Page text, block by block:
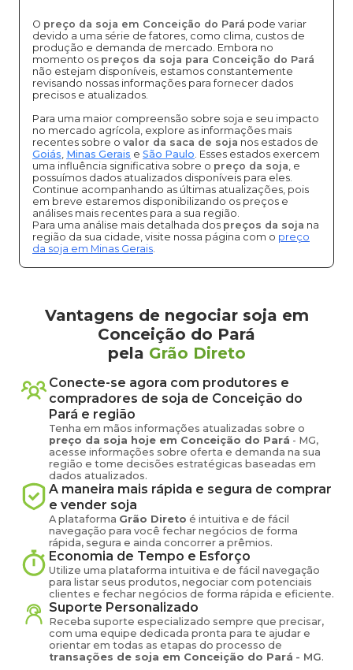
O preço da soja em Conceição do Pará pode variar
devido a uma série de fatores, como clima, custos de
produção e demanda de mercado. Embora no
momento os preços da soja para Conceição do Pará
não estejam disponíveis, estamos constantemente
revisando nossas informações para fornecer dados
precisos e atualizados.
Para uma maior compreensão sobre soja e seu impacto
no mercado agrícola, explore as informações mais
recentes sobre o valor da saca de soja nos estados de
Goiás, Minas Gerais e São Paulo. Esses estados exercem
uma influência significativa sobre o preço da soja, e
possuímos dados atualizados disponíveis para eles.
Continue acompanhando as últimas atualizações, pois
em breve estaremos disponibilizando os preços e
análises mais recentes para a sua região.
Para uma análise mais detalhada dos preços da soja na
região da sua cidade, visite nossa página com o preço
da soja em Minas Gerais.
Vantagens de negociar soja em
Conceição do Pará
pela Grão Direto
Conecte-se agora com produtores e
compradores de soja de Conceição do
Pará e região
Tenha em mãos informações atualizadas sobre o
preço da soja hoje em Conceição do Pará - MG,
acesse informações sobre oferta e demanda na sua
região e tome decisões estratégicas baseadas em
dados atualizados.
A maneira mais rápida e segura de comprar
e vender soja
A plataforma Grão Direto é intuitiva e de fácil
navegação para você fechar negócios de forma
rápida, segura e ainda concorrer a prêmios.
Economia de Tempo e Esforço
Utilize uma plataforma intuitiva e de fácil navegação
para listar seus produtos, negociar com potenciais
clientes e fechar negócios de forma rápida e eficiente.
Suporte Personalizado
Receba suporte especializado sempre que precisar,
com uma equipe dedicada pronta para te ajudar e
orientar em todas as etapas do processo de
transações de soja em Conceição do Pará - MG.